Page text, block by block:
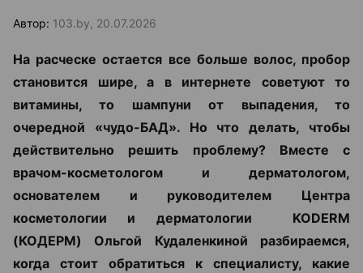
Автор: 103.by, 20.07.2026
На расческе остается все больше волос, пробор
становится шире, а в интернете советуют то
витамины, то шампуни от выпадения, то
очередной «чудо-БАД». Но что делать, чтобы
действительно решить проблему? Вместе с
врачом-косметологом и дерматологом,
основателем и руководителем Центра
косметологии и дерматологии KODERM
(КОДЕРМ) Ольгой Кудаленкиной разбираемся,
когда стоит обратиться к специалисту, какие